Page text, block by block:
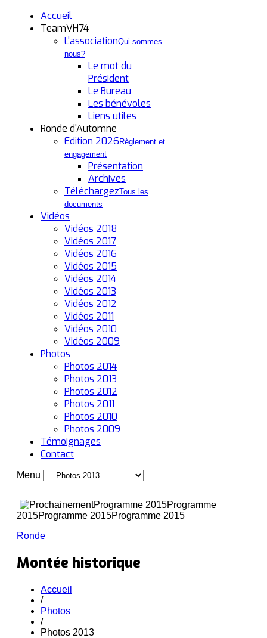
Accueil
TeamVH74
L'associationQui sommes
nous?
Le mot du
Président
Le Bureau
Les bénévoles
Liens utiles
Ronde d'Automne
Edition 2026 Règlement et
engagement
Présentation
Archives
TéléchargezTous les
documents
Vidéos
Vidéos 2018
Vidéos 2017
Vidéos 2016
Vidéos 2015
Vidéos 2014
Vidéos 2013
Vidéos 2012
Vidéos 2011
Vidéos 2010
Vidéos 2009
Photos
Photos 2014
Photos 2013
Photos 2012
Photos 2011
Photos 2010
Photos 2009
Témoignages
Contact
Menu
Programme 2015Programme
2015Programme 2015Programme 2015
Ronde
Montée historique
Accueil
/
Photos
/
Photos 2013